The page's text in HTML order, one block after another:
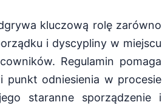
kluczową rolę zarówno
i dyscypliny w miejscu
Regulamin pomaga
punkt odniesienia w procesie
staranne sporządzenie i